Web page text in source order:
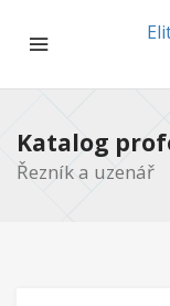
Katalog
Řezník a uzenář